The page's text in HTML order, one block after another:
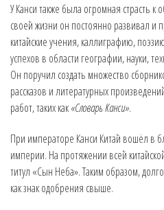
У Канси также была огромная страсть
своей жизни он постоянно развивал и
китайские учения, каллиграфию,
успехов в области географии, науки,
Он поручил создать множество
рассказов и литературных
работ, таких как«Словарь Канси».
При императоре Канси Китай вошёл в
империи. На протяжении всей
титул «Сын Неба». Таким образом,
как знак одобрения свыше.